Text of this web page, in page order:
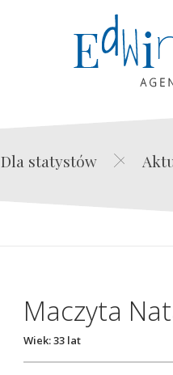
Dla statystów
Maczyta
Wiek: 33 lat